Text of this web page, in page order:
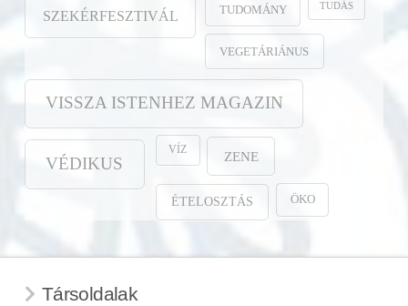
SZEKÉRFESZTIVÁL TUDOMÁNY TUDÁS
VEGETÁRIÁNUS
VISSZA ISTENHEZ MAGAZIN
VÉDIKUS
VÍZ ZENE
ÉTELOSZTÁS ÖKO
Társoldalak